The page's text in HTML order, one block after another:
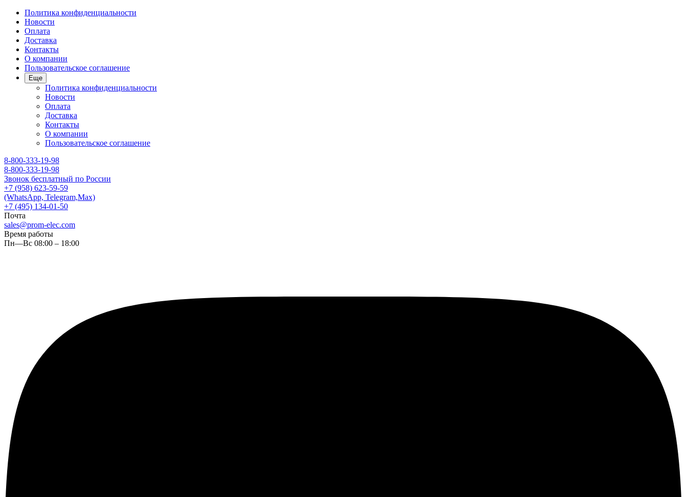
Политика конфиденциальности
Новости
Оплата
Доставка
Контакты
О компании
Пользовательское соглашение
Еще
Политика конфиденциальности
Новости
Оплата
Доставка
Контакты
О компании
Пользовательское соглашение
8-800-333-19-98
8-800-333-19-98
Звонок бесплатный по России
+7 (958) 623-59-59
(WhatsApp, Telegram,Max)
+7 (495) 134-01-50
Почта
sales@prom-elec.com
Время работы
Пн—Вс 08:00 – 18:00